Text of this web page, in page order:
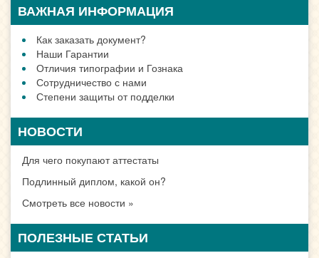
ВАЖНАЯ ИНФОРМАЦИЯ
Как заказать документ?
Наши Гарантии
Отличия типографии и Гознака
Сотрудничество с нами
Степени защиты от подделки
НОВОСТИ
Для чего покупают аттестаты
Подлинный диплом, какой он?
Смотреть все новости »
ПОЛЕЗНЫЕ СТАТЬИ